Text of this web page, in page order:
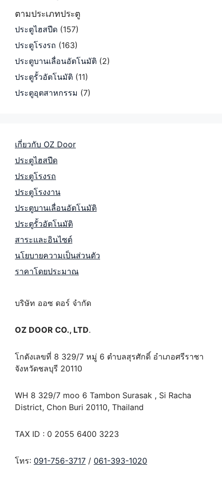
ตามประเภทประตู
ประตูไฮสปีด (157)
ประตูโรงรถ (163)
ประตูบานเลื่อนอัตโนมัติ (2)
ประตูรั้วอัตโนมัติ (11)
ประตูอุตสาหกรรม (7)
เกี่ยวกับ OZ Door
ประตูไฮสปีด
ประตูโรงรถ
ประตูโรงงาน
ประตูบานเลื่อนอัตโนมัติ
ประตูรั้วอัตโนมัติ
สาระและอินไซต์
นโยบายความเป็นส่วนตัว
ราคาโดยประมาณ
บริษัท ออซ ดอร์ จำกัด
OZ DOOR CO., LTD.
โกดังเลขที่ 8 329/7 หมู่ 6 ตำบลสุรศักดิ์ อำเภอศรีราชา
จังหวัดชลบุรี 20110
WH 8 329/7 moo 6 Tambon Surasak , Si Racha
District, Chon Buri 20110, Thailand
TAX ID : 0 2055 6400 3223
โทร: 091-756-3717 / 061-393-1020